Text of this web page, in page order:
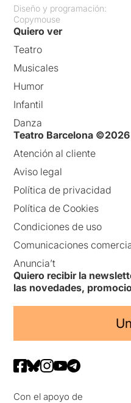
Diseño y programación:
Copymouse
Quiero ver
Teatro
Musicales
Humor
Infantil
Danza
Teatro Barcelona ©2026
Atención al cliente
Aviso legal
Política de privacidad
Política de Cookies
Condiciones de uso
Comunicaciones
Anuncia’t
Quiero recibir la
las novedades,
Con el apoyo de